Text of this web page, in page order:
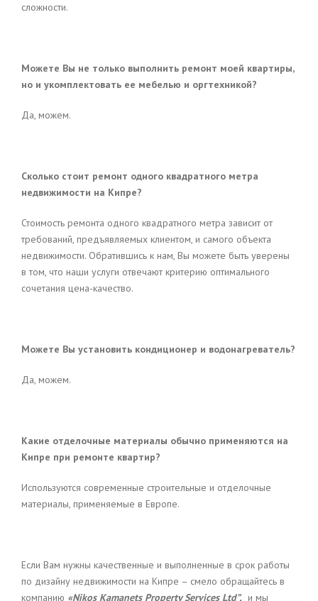
сложности.
Можете Вы не только выполнить ремонт моей квартиры,
но и укомплектовать ее мебелью и оргтехникой?
Да, можем.
Сколько стоит ремонт одного квадратного метра
недвижимости на Кипре?
Стоимость ремонта одного квадратного метра зависит от
требований, предъявляемых клиентом, и самого объекта
недвижимости. Обратившись к нам, Вы можете быть уверены
в том, что наши услуги отвечают критерию оптимального
сочетания цена-качество.
Можете Вы установить кондиционер и водонагреватель?
Да, можем.
Какие отделочные материалы обычно применяются на
Кипре при ремонте квартир?
Используются современные строительные и отделочные
материалы, применяемые в Европе.
Если Вам нужны качественные и выполненные в срок работы
по дизайну недвижимости на Кипре – смело обращайтесь в
компанию «Nikos Kamanets Property Services Ltd”, и мы